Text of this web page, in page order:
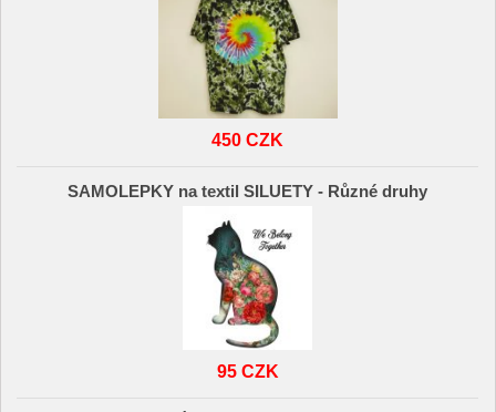
450 CZK
SAMOLEPKY na textil SILUETY - Různé druhy
95 CZK